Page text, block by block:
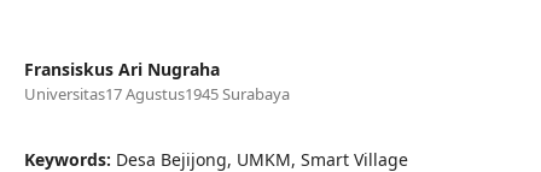
Fransiskus Ari Nugraha
Universitas17 Agustus1945 Surabaya
Keywords: Desa Bejijong, UMKM, Smart Village